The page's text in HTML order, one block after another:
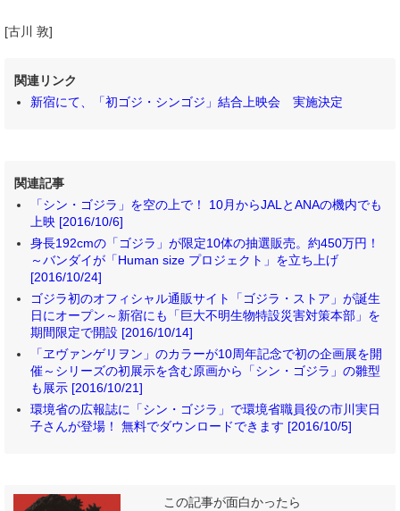
[古川 敦]
関連リンク
新宿にて、「初ゴジ・シンゴジ」結合上映会 実施決定
関連記事
「シン・ゴジラ」を空の上で！ 10月からJALとANAの機内でも
上映 [2016/10/6]
身長192cmの「ゴジラ」が限定10体の抽選販売。約450万円！
～バンダイが「Human size プロジェクト」を立ち上げ
[2016/10/24]
ゴジラ初のオフィシャル通販サイト「ゴジラ・ストア」が誕生
日にオープン～新宿にも「巨大不明生物特設災害対策本部」を
期間限定で開設 [2016/10/14]
「ヱヴァンゲリヲン」のカラーが10周年記念で初の企画展を開
催～シリーズの初展示を含む原画から「シン・ゴジラ」の雛型
も展示 [2016/10/21]
環境省の広報誌に「シン・ゴジラ」で環境省職員役の市川実日
子さんが登場！ 無料でダウンロードできます [2016/10/5]
この記事が面白かったら